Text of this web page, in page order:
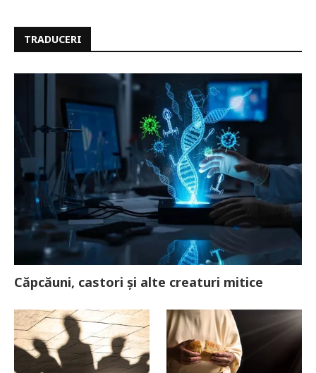
TRADUCERI
Căpcăuni, castori și alte creaturi mitice